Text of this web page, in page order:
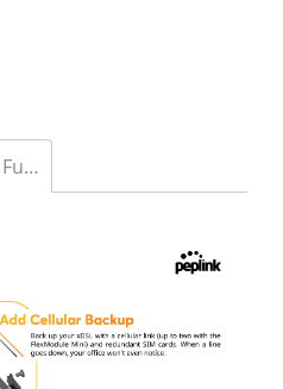
BPL-021X-LTE-E-T-PRM Futureproof Gigabit Dual WAN Router